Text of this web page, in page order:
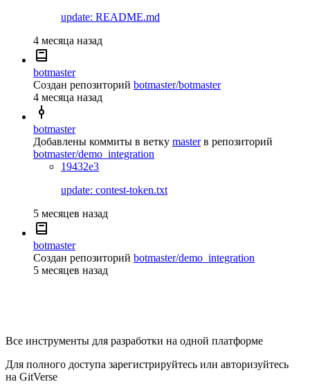
update: README.md
4 месяца назад
botmaster
Создан репозиторий botmaster/botmaster
4 месяца назад
botmaster
Добавлены коммиты в ветку master в репозиторий
botmaster/demo_integration
19432e3
update: contest-token.txt
5 месяцев назад
botmaster
Создан репозиторий botmaster/demo_integration
5 месяцев назад
Все инструменты для разработки на одной платформе
Для полного доступа зарегистрируйтесь или авторизуйтесь
на GitVerse